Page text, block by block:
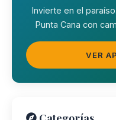
Invierte en el
Punta Cana con
VER
Categorías